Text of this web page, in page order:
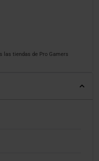
las tiendas de Pro Gamers